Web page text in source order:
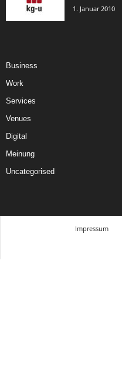
1. Januar 2010
Business
Work
Services
Venues
Digital
Meinung
Uncategorised
Impressum